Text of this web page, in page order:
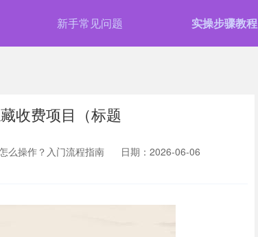
新手常见问题 实操步骤教程
收费项目（标题
么操作？入门流程指南
日期：2026-06-06